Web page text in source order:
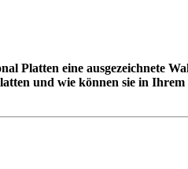
Platten eine ausgezeichnete
und wie können sie in Ihrem